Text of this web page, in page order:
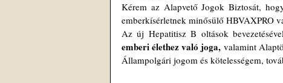
Kérem az Alapvető Jogok Biztosát,
emberkísérletnek minősülő HBVAXPRO
Az új Hepatitisz B oltások
emberi élethez való joga, valamint
Állampolgári jogom és kötelességem,